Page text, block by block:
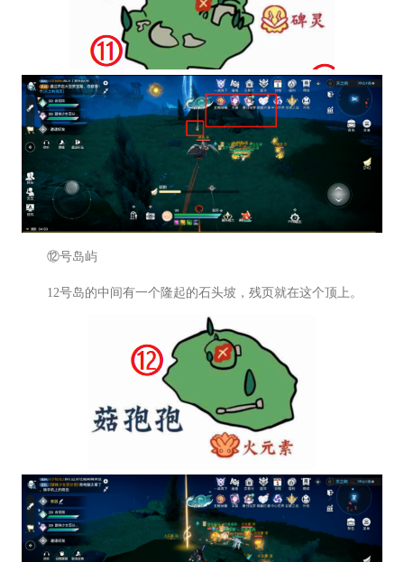
⑫号岛屿
12号岛的中间有一个隆起的石头坡，残页就在这个顶上。